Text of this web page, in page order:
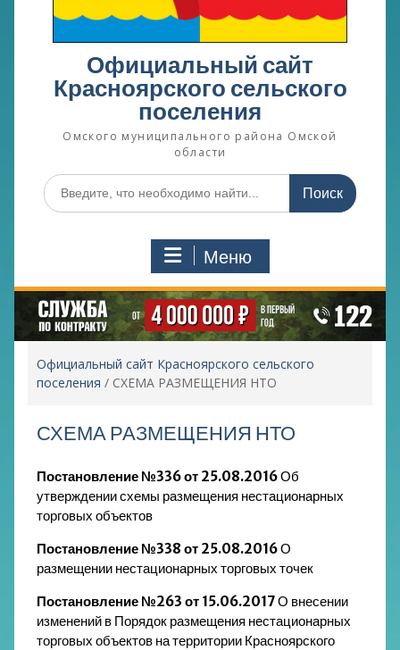
Официальный сайт
Красноярского сельского
поселения
Омского муниципального района Омской
области
Поиск
по:
Меню
Официальный сайт Красноярского сельского
поселения / СХЕМА РАЗМЕЩЕНИЯ НТО
СХЕМА РАЗМЕЩЕНИЯ НТО
Постановление №336 от 25.08.2016Об
утверждении схемы размещения нестационарных
торговых объектов
Постановление №338 от 25.08.2016О
размещении нестационарных торговых точек
Постановление №263 от 15.06.2017О внесении
изменений в Порядок размещения нестационарных
торговых объектов на территории Красноярского